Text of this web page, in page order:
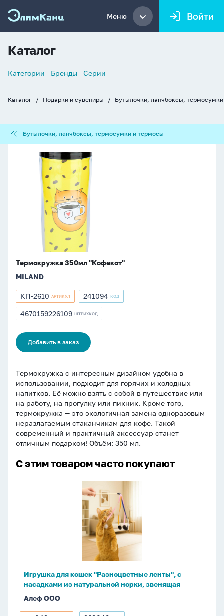
Меню Войти
Каталог
Список
Категории Бренды Серии
Каталог Подарки и сувениры Бутылочки, ланчбоксы,
ланчбоксы,
термосумки
термосы
Бутылочки, ланчбоксы, термосумки и термосы
Термокружка
"Кофекот"
Термокружка 350мл "Кофекот"
MILAND
Артикул
КП-2610
КП-2610 АРТИКУЛ
Артикул
241094
241094 КОД
ШТРИХКОД
4670159226109 ШТРИХКОД
Добавить в заказ
Термокружка с интересным дизайном удобна в
использовании, подходит для горячих и холодных
напитков. Её можно взять с собой в путешествие или
на работу, на прогулку или пикник. Кроме того,
термокружка — это экологичная замена одноразовым
неразлагаемым стаканчикам для кофе. Такой
современный и практичный аксессуар станет
отличным подарком! Объём: 350 мл.
С этим товаром часто покупают
"Разноцветные
натуральной
норки,
звенящая
Игрушка для кошек "Разноцветные ленты", с
насадками из натуральной норки, звенящая
Алеф ООО